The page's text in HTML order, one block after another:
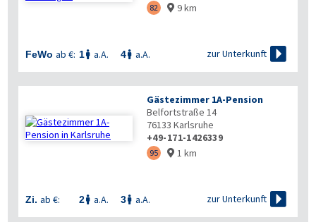
82  9 km
FeWo ab €: 1 a.A. 4 a.A. zur Unterkunft 
Gästezimmer 1A-Pension
Belfortstraße 14
76133 Karlsruhe
+49-171-1426339
95  1 km
Zi. ab €: 2 a.A. 3 a.A. zur Unterkunft 